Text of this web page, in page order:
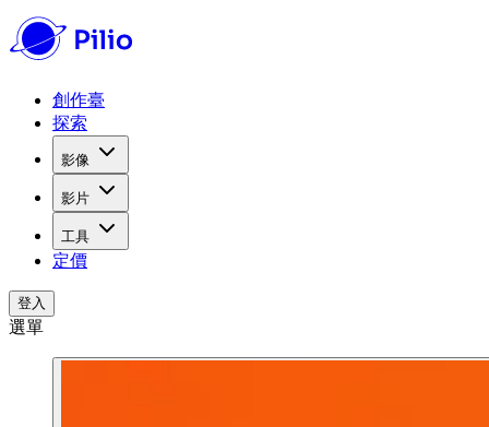
創作臺
探索
影像
影片
工具
定價
登入
選單